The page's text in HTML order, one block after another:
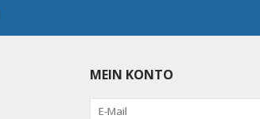
MEIN KONTO